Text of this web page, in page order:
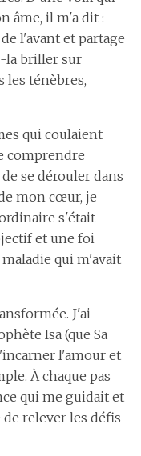
âme, il m'a dit :
l'avant et partage
la briller sur
les ténèbres,
qui coulaient
comprendre
se dérouler dans
mon cœur, je
s'était
et une foi
qui m'avait
J'ai
Isa (que Sa
l'amour et
À chaque pas
qui me guidait et
relever les défis